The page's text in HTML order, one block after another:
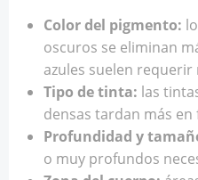
Color del pigmento:
oscuros se eliminan
azules suelen requerir
Tipo de tinta: las
densas tardan más
Profundidad y
o muy profundos